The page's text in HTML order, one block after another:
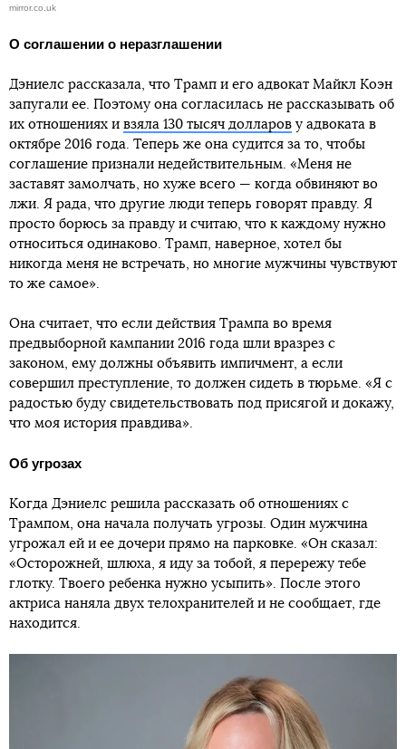
mirror.co.uk
О соглашении о неразглашении
Дэниелс рассказала, что Трамп и его адвокат Майкл Коэн
запугали ее. Поэтому она согласилась не рассказывать об
их отношениях и взяла 130 тысяч долларов у адвоката в
октябре 2016 года. Теперь же она судится за то, чтобы
соглашение признали недействительным. «Меня не
заставят замолчать, но хуже всего — когда обвиняют во
лжи. Я рада, что другие люди теперь говорят правду. Я
просто борюсь за правду и считаю, что к каждому нужно
относиться одинаково. Трамп, наверное, хотел бы
никогда меня не встречать, но многие мужчины чувствуют
то же самое».
Она считает, что если действия Трампа во время
предвыборной кампании 2016 года шли вразрез с
законом, ему должны объявить импичмент, а если
совершил преступление, то должен сидеть в тюрьме. «Я с
радостью буду свидетельствовать под присягой и докажу,
что моя история правдива».
Об угрозах
Когда Дэниелс решила рассказать об отношениях с
Трампом, она начала получать угрозы. Один мужчина
угрожал ей и ее дочери прямо на парковке. «Он сказал:
«Осторожней, шлюха, я иду за тобой, я перережу тебе
глотку. Твоего ребенка нужно усыпить». После этого
актриса наняла двух телохранителей и не сообщает, где
находится.